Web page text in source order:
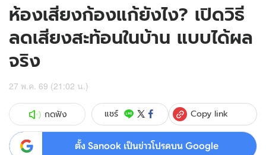
ห้องเสียงก้องแก้ยังไง? เปิดวิธี
ลดเสียงสะท้อนในบ้าน แบบได้ผล
จริง
27 พ.ค. 69 (21:02 น.)
กดฟัง แชร์ Copy link
ตั้ง Sanook เป็นข่าวโปรดบน Google